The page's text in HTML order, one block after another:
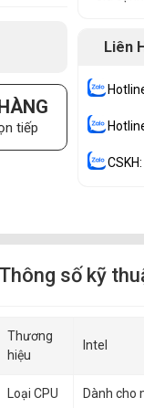
tiếp
Liên
CSKH:
Thông số kỹ
Thương
hiệu
Intel
Loại CPU Dành cho